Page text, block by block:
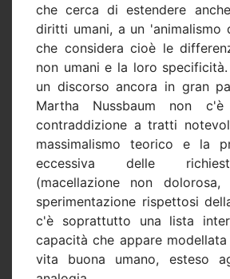
che cerca di estendere
diritti umani, a un 'animalismo
che considera cioè le
non umani e la loro
un discorso ancora in gran
Martha Nussbaum non
contraddizione a tratti
massimalismo teorico e la
eccessiva delle
(macellazione non dolorosa,
sperimentazione rispettosi
c'è soprattutto una lista
capacità che appare
vita buona umano, esteso